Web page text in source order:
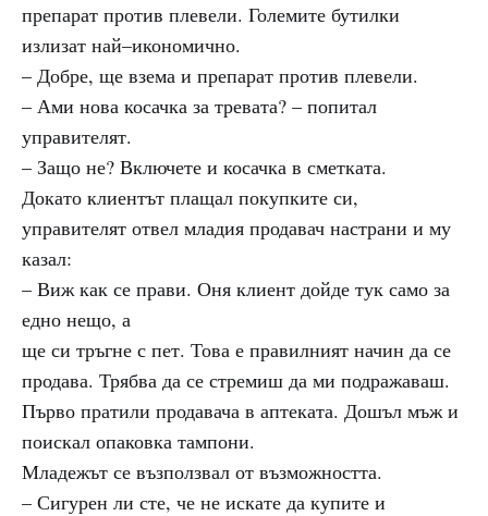
препарат против плевели. Големите бутилки
излизат най–икономично.
– Добре, ще взема и препарат против плевели.
– Ами нова косачка за тревата? – попитал
управителят.
– Защо не? Включете и косачка в сметката.
Докато клиентът плащал покупките си,
управителят отвел младия продавач настрани и му
казал:
– Виж как се прави. Оня клиент дойде тук само за
едно нещо, а
ще си тръгне с пет. Това е правилният начин да се
продава. Трябва да се стремиш да ми подражаваш.
Първо пратили продавача в аптеката. Дошъл мъж и
поискал опаковка тампони.
Младежът се възползвал от възможността.
– Сигурен ли сте, че не искате да купите и